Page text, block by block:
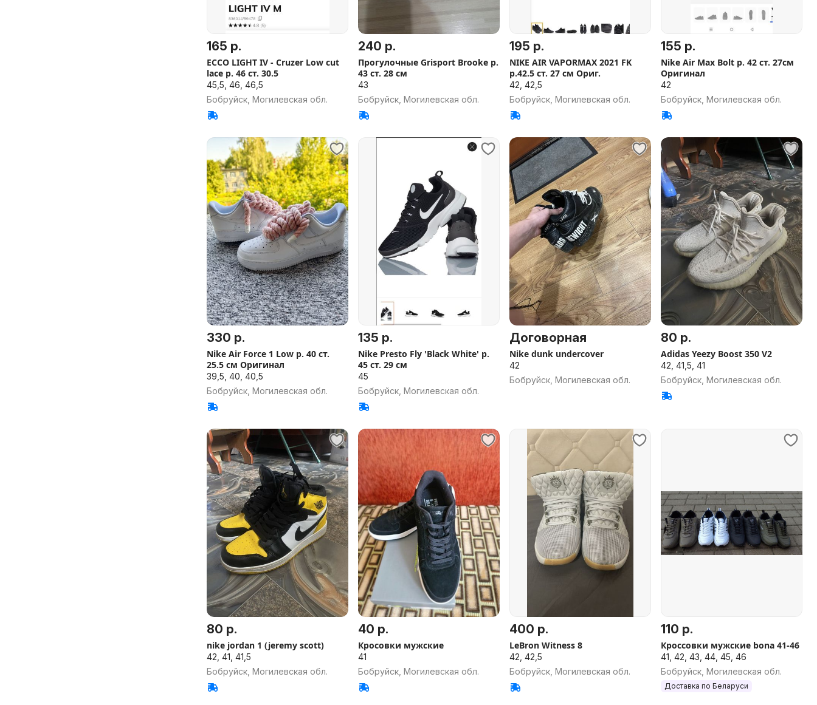
165 р.
ECCO LIGHT IV - Cruzer Low cut
lace р. 46 ст. 30.5
45,5, 46, 46,5
Бобруйск, Могилевская обл.
240 р.
Прогулочные Grisport Brooke р.
43 ст. 28 см
43
Бобруйск, Могилевская обл.
195 р.
NIKE AIR VAPORMAX 2021 FK
р.42.5 ст. 27 см Ориг.
42, 42,5
Бобруйск, Могилевская обл.
155 р.
Nike Air Max Bolt р. 42 ст. 27см
Оригинал
42
Бобруйск, Могилевская обл.
330 р.
Nike Air Force 1 Low р. 40 ст.
25.5 см Оригинал
39,5, 40, 40,5
Бобруйск, Могилевская обл.
135 р.
Nike Presto Fly 'Black White' р.
45 ст. 29 см
45
Бобруйск, Могилевская обл.
Договорная
Nike dunk undercover
42
Бобруйск, Могилевская обл.
80 р.
Adidas Yeezy Boost 350 V2
42, 41,5, 41
Бобруйск, Могилевская обл.
80 р.
nike jordan 1 (jeremy scott)
42, 41, 41,5
Бобруйск, Могилевская обл.
40 р.
Кросовки мужские
41
Бобруйск, Могилевская обл.
400 р.
LeBron Witness 8
42, 42,5
Бобруйск, Могилевская обл.
110 р.
Кроссовки мужские bona 41-46
41, 42, 43, 44, 45, 46
Бобруйск, Могилевская обл.
Доставка по Беларуси